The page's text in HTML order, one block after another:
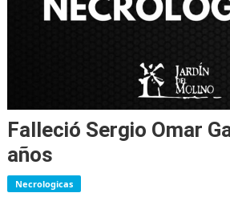
Falleció Sergio Omar
años
Necrologicas